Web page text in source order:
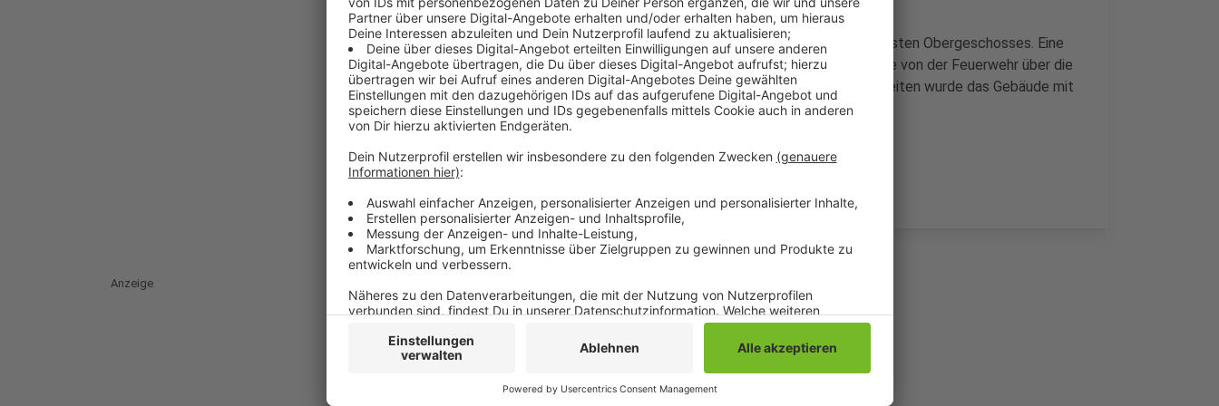
Beim Eintreffen der Feuerwehr brannte es an den Treppen des ersten Obergeschosses. Eine
junge Familie machte sich im Dachgeschoss bemerkbar und wurde von der Feuerwehr über die
Drehleiter gerettet. Verletzt wurde niemand. Nach den Löscharbeiten wurde das Gebäude mit
einem Hochleistungslüfter vom Rauch befreit.
Anzeige